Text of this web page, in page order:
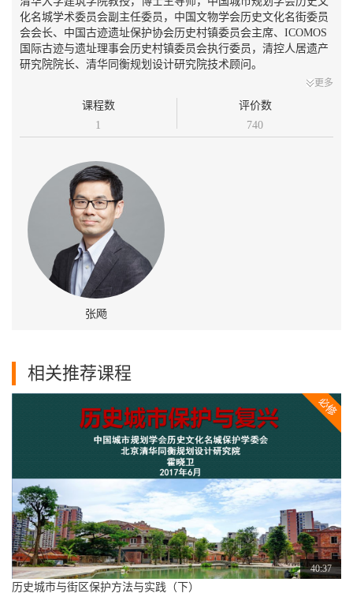
化名城学术委员会副主任委员，中国文物学会历史文化名街委员
会会长、中国古迹遗址保护协会历史村镇委员会主席、ICOMOS
国际古迹与遗址理事会历史村镇委员会执行委员，清控人居遗产
研究院院长、清华同衡规划设计研究院技术顾问。
更多
课程数
1
评价数
740
张飏
相关推荐课程
40:37
历史城市与街区保护方法与实践（下）